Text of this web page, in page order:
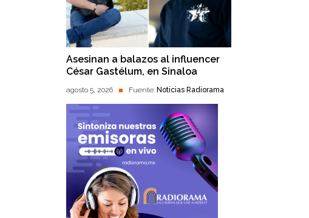
Asesinan a balazos al influencer
César Gastélum, en Sinaloa
agosto 5, 2026 Fuente: Noticias Radiorama